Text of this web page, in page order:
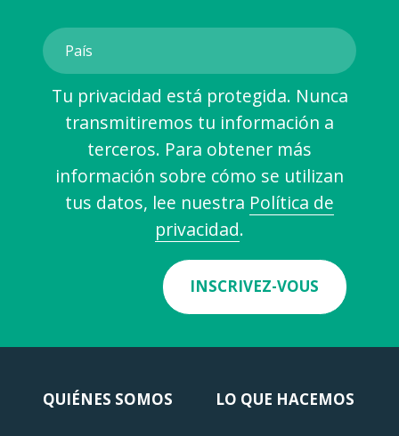
Tu privacidad está protegida. Nunca
transmitiremos tu información a
terceros. Para obtener más
información sobre cómo se utilizan
tus datos, lee nuestra Política de
privacidad.
INSCRIVEZ-VOUS
QUIÉNES SOMOS LO QUE HACEMOS